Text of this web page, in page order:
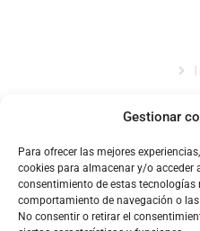
Gestionar
Para ofrecer las mejores
cookies para almacenar y/o acceder
consentimiento de estas tecnologías
comportamiento de navegación o
No consentir o retirar el